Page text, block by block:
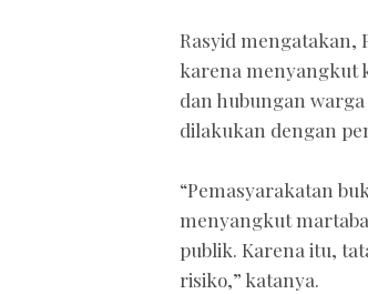
Rasyid mengatakan,
karena menyangkut
dan hubungan
dilakukan dengan
“Pemasyarakatan
menyangkut
publik. Karena itu,
risiko,” katanya.